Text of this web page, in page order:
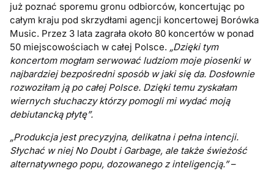
już poznać sporemu gronu odbiorców, koncertując po
całym kraju pod skrzydłami agencji koncertowej Borówka
Music. Przez 3 lata zagrała około 80 koncertów w ponad
50 miejscowościach w całej Polsce. „Dzięki tym
koncertom mogłam serwować ludziom moje piosenki w
najbardziej bezpośredni sposób w jaki się da. Dosłownie
rozwoziłam ją po całej Polsce. Dzięki temu zyskałam
wiernych słuchaczy którzy pomogli mi wydać moją
debiutancką płytę”.
„Produkcja jest precyzyjna, delikatna i pełna intencji.
Słychać w niej No Doubt i Garbage, ale także świeżość
alternatywnego popu, dozowanego z inteligencją.”–